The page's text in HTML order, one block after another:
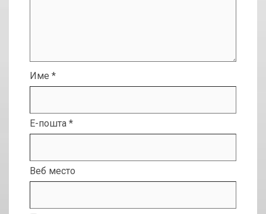
Име *
Е-пошта *
Веб место